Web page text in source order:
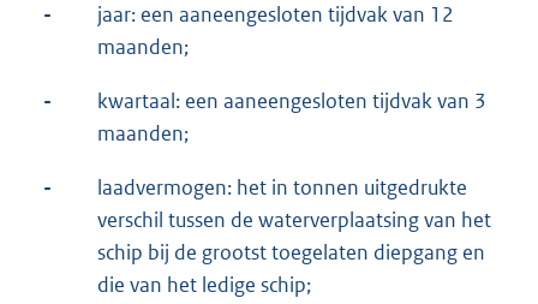
-
jaar: een aaneengesloten tijdvak van 12
maanden;
-
kwartaal: een aaneengesloten tijdvak van 3
maanden;
-
laadvermogen: het in tonnen uitgedrukte
verschil tussen de waterverplaatsing van het
schip bij de grootst toegelaten diepgang en
die van het ledige schip;